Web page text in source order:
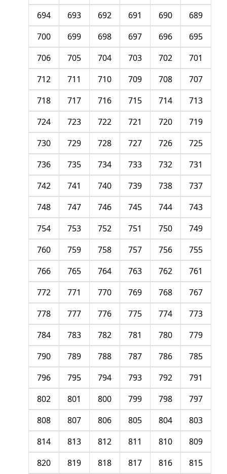
689
690
691
692
693
694
695
696
697
698
699
700
701
702
703
704
705
706
707
708
709
710
711
712
713
714
715
716
717
718
719
720
721
722
723
724
725
726
727
728
729
730
731
732
733
734
735
736
737
738
739
740
741
742
743
744
745
746
747
748
749
750
751
752
753
754
755
756
757
758
759
760
761
762
763
764
765
766
767
768
769
770
771
772
773
774
775
776
777
778
779
780
781
782
783
784
785
786
787
788
789
790
791
792
793
794
795
796
797
798
799
800
801
802
803
804
805
806
807
808
809
810
811
812
813
814
815
816
817
818
819
820